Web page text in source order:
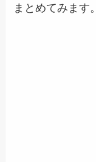
まとめてみます。